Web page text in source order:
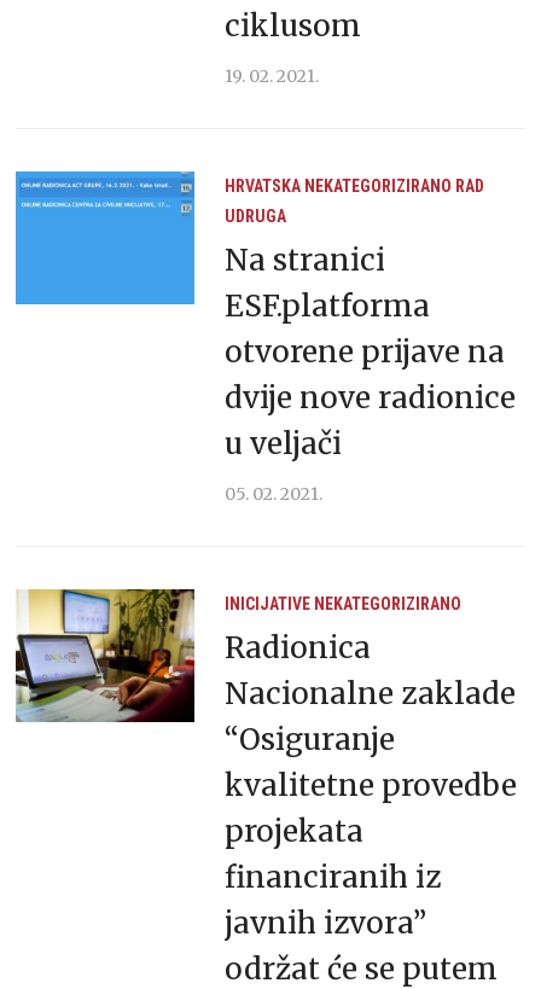
ciklusom
19. 02. 2021.
HRVATSKA NEKATEGORIZIRANO RAD
UDRUGA
Na stranici
ESF.platforma
otvorene prijave na
dvije nove radionice
u veljači
05. 02. 2021.
INICIJATIVE NEKATEGORIZIRANO
Radionica
Nacionalne zaklade
“Osiguranje
kvalitetne provedbe
projekata
financiranih iz
javnih izvora”
održat će se putem